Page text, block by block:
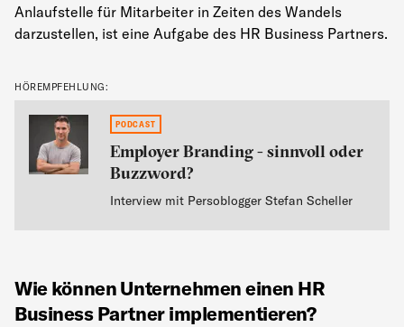
Anlaufstelle für Mitarbeiter in Zeiten des Wandels
darzustellen, ist eine Aufgabe des HR Business Partners.
HÖREMPFEHLUNG:
PODCAST
Employer Branding - sinnvoll oder
Buzzword?
Interview mit Persoblogger Stefan Scheller
Wie können Unternehmen einen HR
Business Partner implementieren?